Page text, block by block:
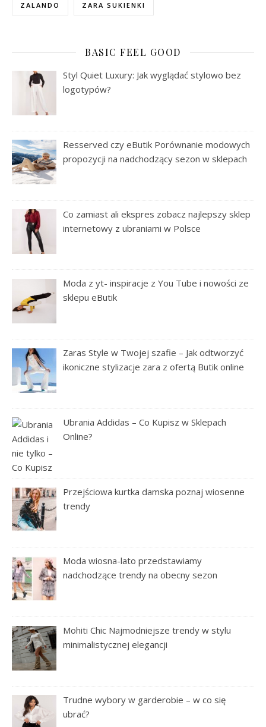
ZALANDO ZARA SUKIENKI
BASIC FEEL GOOD
Styl Quiet Luxury: Jak wyglądać stylowo bez
logotypów?
Resserved czy eButik Porównanie modowych
propozycji na nadchodzący sezon w sklepach
Co zamiast ali ekspres zobacz najlepszy sklep
internetowy z ubraniami w Polsce
Moda z yt- inspiracje z You Tube i nowości ze
sklepu eButik
Zaras Style w Twojej szafie – Jak odtworzyć
ikoniczne stylizacje zara z ofertą Butik online
Ubrania Addidas – Co Kupisz w Sklepach
Online?
Przejściowa kurtka damska poznaj wiosenne
trendy
Moda wiosna-lato przedstawiamy
nadchodzące trendy na obecny sezon
Mohiti Chic Najmodniejsze trendy w stylu
minimalistycznej elegancji
Trudne wybory w garderobie – w co się
ubrać?